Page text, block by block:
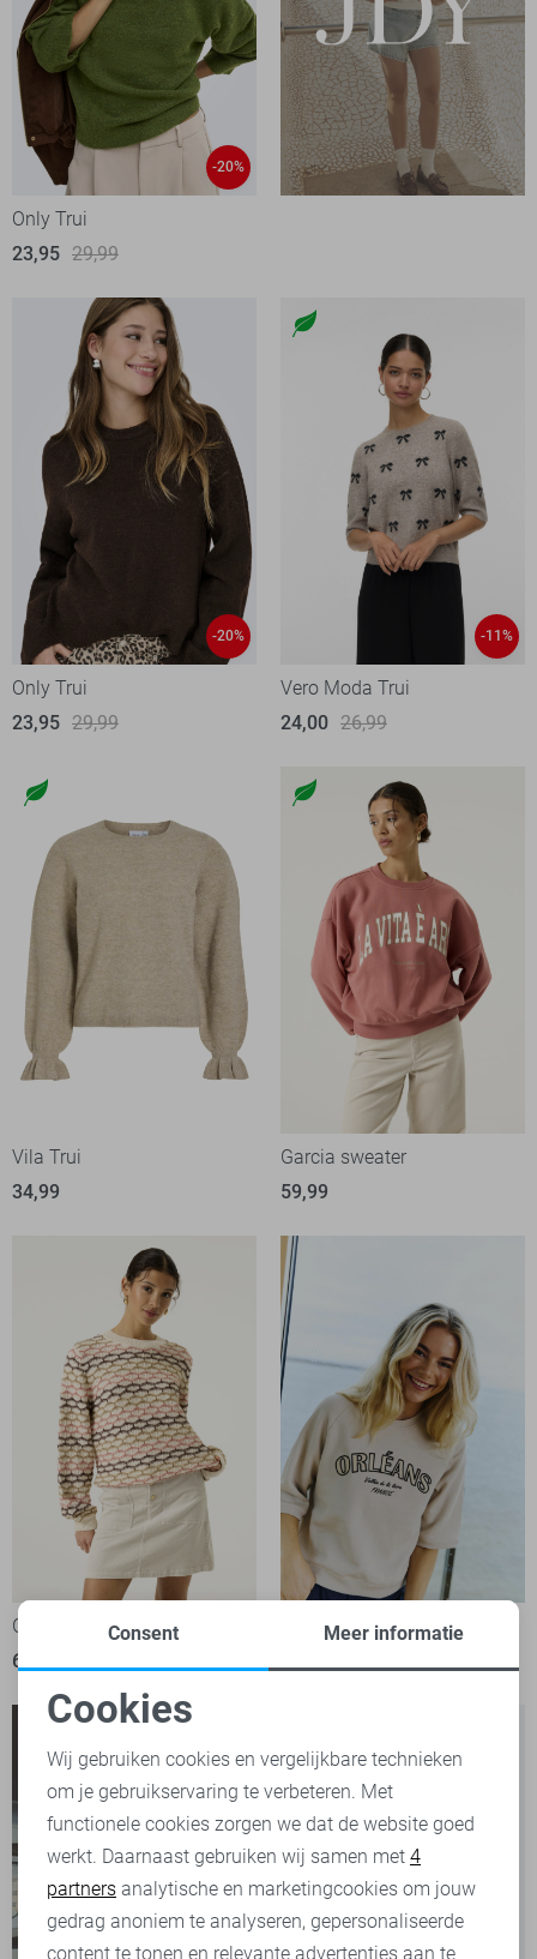
-20%
Only Trui
23,95 29,99
-20%
Only Trui
23,95 29,99
-11%
Vero Moda Trui
24,00 26,99
Vila Trui
34,99
Garcia sweater
59,99
Garcia Trui
69,99
Freequent sweater
Noodzakelijke cookies
Personalisatie cookies
Analytische cookies
Marketing cookies
Consent Meer informatie
Cookies
Wij gebruiken cookies en vergelijkbare technieken
om je gebruikservaring te verbeteren. Met
functionele cookies zorgen we dat de website goed
werkt. Daarnaast gebruiken wij samen met 4
partners analytische en marketingcookies om jouw
gedrag anoniem te analyseren, gepersonaliseerde
content te tonen en relevante advertenties aan te